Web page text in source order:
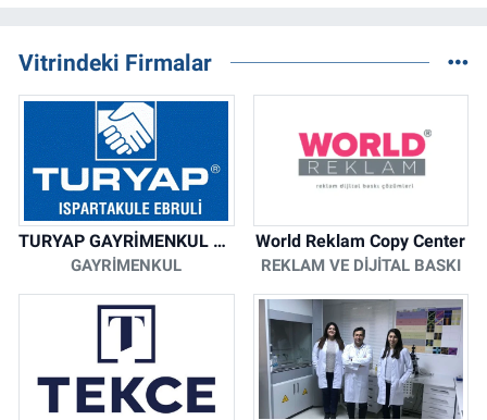
Vitrindeki Firmalar
TURYAP GAYRİMENKUL DANIŞMANLIK HİZMETLERİ
GAYRIMENKUL
World Reklam Copy Center
REKLAM VE DIJITAL BASKI